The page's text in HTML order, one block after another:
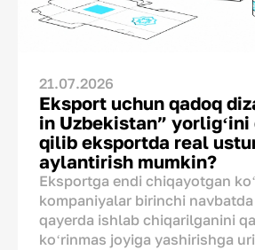
21.07.2026
Eksport uchun qadoq
in Uzbekistan” yorligʻini
qilib eksportda real
aylantirish mumkin?
Eksportga endi chiqayotgan
kompaniyalar birinchi
qayerda ishlab chiqarilganini
koʻrinmas joyiga yashirishga